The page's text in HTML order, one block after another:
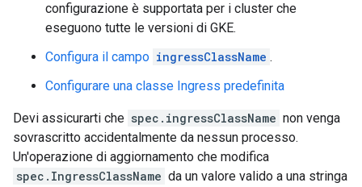
configurazione è supportata per i cluster che
eseguono tutte le versioni di GKE.
Configura il campo ingressClassName .
Configurare una classe Ingress predefinita
Devi assicurarti che spec.ingressClassName non venga
sovrascritto accidentalmente da nessun processo.
Un'operazione di aggiornamento che modifica
spec.IngressClassName da un valore valido a una stringa